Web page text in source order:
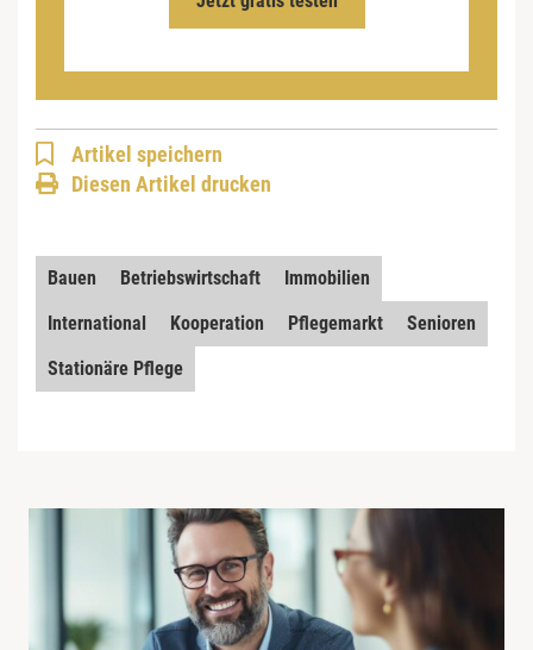
Artikel speichern
Diesen Artikel drucken
Bauen Betriebswirtschaft
Immobilien
International
Kooperation Pflegemarkt
Senioren
Stationäre Pflege